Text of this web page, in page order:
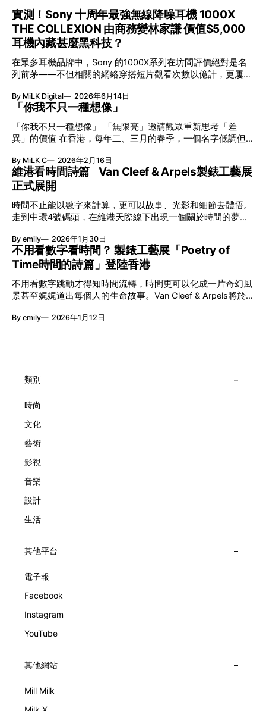
實測！Sony 十周年最強無線降噪耳機 1000X
THE COLLEXION 由商務變林家謙 價值$5,000
耳機內藏甚麼黑科技？
在眾多耳機品牌中，Sony 的1000X系列在坊間評價絕對是名
列前茅——不但相關的網絡穿搭短片觀看次數以億計，更屢獲
VGP 金獎，也是 Amazon 折扣日的大熱推介。
By MiLK Digital 2026年6月14日
「你我不只一種想像」
「你我不只一種想像」 「無限亮」邀請觀眾重新思考「差
異」的價值 在香港，每年二、三月的春季，一個名字低調但
節與香港賽馬會慈善信託基金聯合呈獻，以共融藝術為核心，
八年來不只是帶來無數來自世界各地的優秀節目，更致力於在
本地建立屬於香港的共融創作生態。今年更首度與本地兩大旗
艦藝團強強聯手打造兩部深具意義的作品《遊延》及《弦上光
影》，展開一場前所未有的藝術對話，擦下多元藝術下的流動
能量，全面開展一場無界限嘅藝術旅程。 第八屆「無限亮」
以「你我不只一種想像」為題，從共融角度重新思索「差異」
的價值。不同能力人士是社會多樣性的一部分。每人皆擁有
「不同」能力與特質，當我們一齊生活、一齊創作、互相啟
發，偏見與界線，也自然被藝術溶化。 「無限亮」2026精彩
節目包括: 2月27日至3月1日：帕拉管弦樂團《無邊狂想曲》/
音樂‧舞蹈 (開幕節目) 2月28日至3月1日：
By MiLK C 2026年2月16日
維港看時間詩篇 Van Cleef & Arpels製錶工藝展
正式展開
時間不止能以數字來計算，更可以故事、光影和細節去體悟。
走到中環4號碼頭，在維港天際線下出現一個關於時間的夢幻
覽。由即日至2月8日期間舉行，世家把一貫低調精緻的製錶語
言搬離傳統店舖，放進公共場域，讓時間不只是腕上的個人物
件，而是一場可以與他人一同經歷的詩意旅程。 在碼頭打開
「時間詩集」 走進展場尤如翻開一本時間詩集，藉由不同主
題呈現時間的無限想像。Van Cleef & Arpels的腕錶從來不是
由單純的機械與數字堆砌，更像是腕上的動人故事。 世家以
精湛的製錶技術與敘事美學為核心，讓每一枚腕錶都超越單純
報時的功能，而是把稍縱即逝的瞬間凝結成可以反覆閱讀的畫
子，以及訴說時間的珠寶。每個主題展區都有精美的佈置回應
By emily 2026年1月30日
不用看數字看時間？ 製錶工藝展「Poetry of
Time時間的詩篇」登陸香港
不用看數字跳動才得知時間流轉，時間更可以化成一片奇幻風
景甚至娓娓道出每個人的生命故事。Van Cleef & Arpels將於1
詩篇」展覽，邀請大家走進由愛情故事、詩意星象、迷人自然
大主題展區，彰顯世家的核心價值。2010年，Van Cleef &
級鐘錶大賞（Grand Prix d'Horlogerie de Genève）中獲獎的
擁而吻。雙逆跳機芯精準驅動這場機械浪漫，讓時間不再是抽
象概念，而是心跳的律動。 故事並未完結，2025年推出的
Lady Arpels Bal des Amoureux
By emily 2026年1月12日
類別
時尚
文化
藝術
影視
音樂
設計
生活
其他平台
電子報
Facebook
Instagram
YouTube
其他網站
Mill Milk